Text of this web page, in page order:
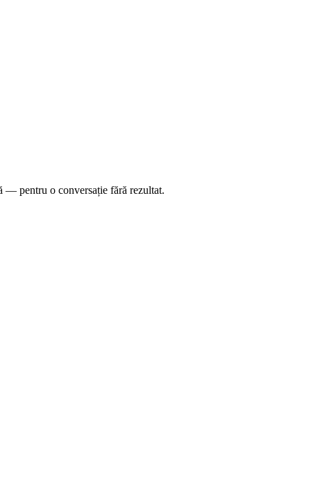
— pentru o conversație fără rezultat.